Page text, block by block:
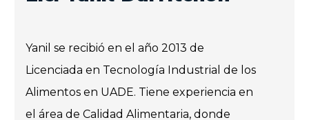
Yanil se recibió en el año 2013 de
Licenciada en Tecnología Industrial de los
Alimentos en UADE. Tiene experiencia en
el área de Calidad Alimentaria, donde